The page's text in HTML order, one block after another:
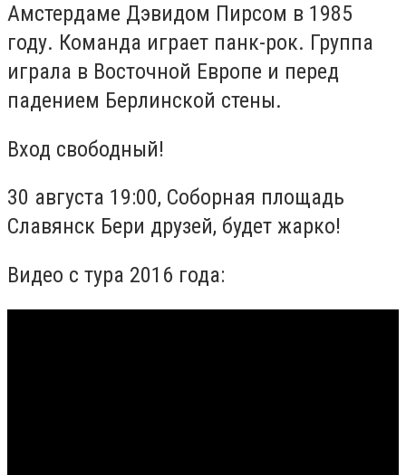
Амстердаме Дэвидом Пирсом в 1985
году. Команда играет панк-рок. Группа
играла в Восточной Европе и перед
падением Берлинской стены.
Вход свободный!
30 августа 19:00, Соборная площадь
Славянск Бери друзей, будет жарко!
Видео с тура 2016 года: